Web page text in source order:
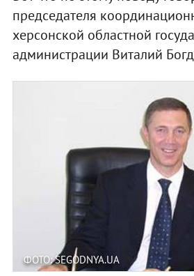
председателя
херсонской областной
администрации Виталий
ФОТО: SEGODNYA.UA